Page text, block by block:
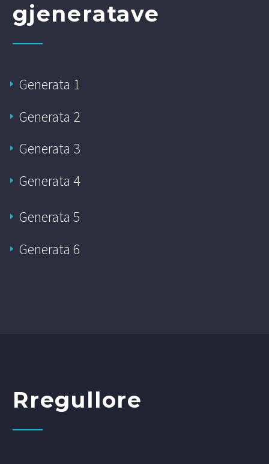
gjeneratave
Generata 1
Generata 2
Generata 3
Generata 4
Generata 5
Generata 6
Rregullore